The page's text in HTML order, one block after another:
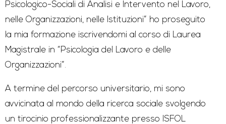
Psicologico-Sociali di Analisi e Intervento nel Lavoro,
nelle Organizzazioni, nelle Istituzioni” ho proseguito
la mia formazione iscrivendomi al corso di Laurea
Magistrale in “Psicologia del Lavoro e delle
Organizzazioni”.
A termine del percorso universitario, mi sono
avvicinata al mondo della ricerca sociale svolgendo
un tirocinio professionalizzante presso ISFOL